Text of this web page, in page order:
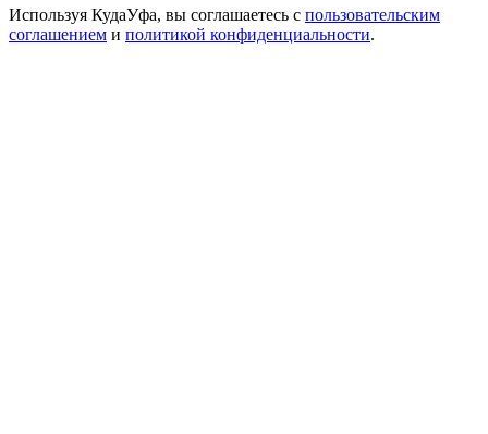
Используя КудаУфа, вы соглашаетесь с пользовательским
соглашением и политикой конфиденциальности.